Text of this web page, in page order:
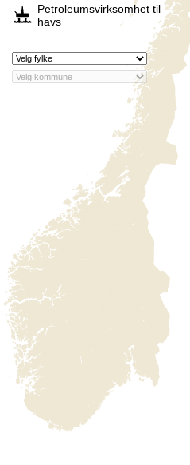
Petroleumsvirksomhet til
havs